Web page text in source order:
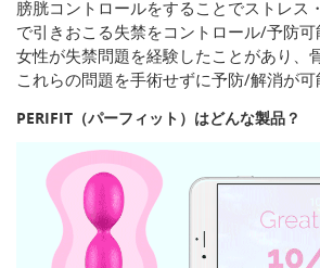
膀胱コントロールをすることでストレス
で引きおこる失禁をコントロール/予防
女性が失禁問題を経験したことがあり、
これらの問題を手術せずに予防/解消が可
PERIFIT（パーフィット）はどんな製品？